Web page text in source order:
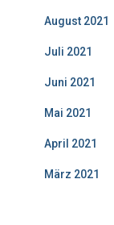
August 2021
Juli 2021
Juni 2021
Mai 2021
April 2021
März 2021